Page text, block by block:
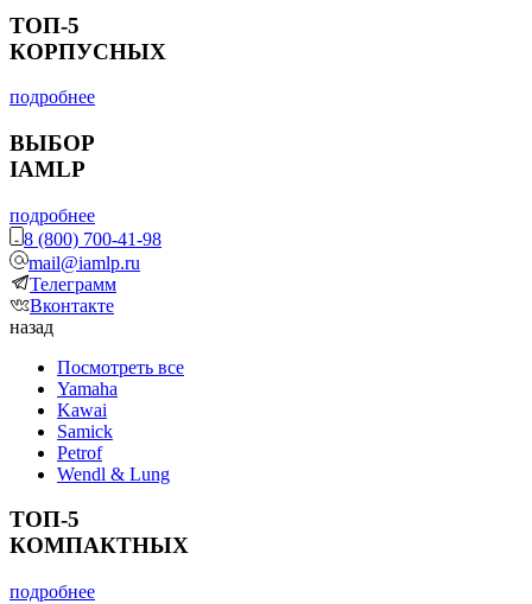
ТОП-5
КОРПУСНЫХ
подробнее
ВЫБОР
IAMLP
подробнее
8 (800) 700-41-98
mail@iamlp.ru
Телеграмм
Вконтакте
назад
Посмотреть все
Yamaha
Kawai
Samick
Petrof
Wendl & Lung
ТОП-5
КОМПАКТНЫХ
подробнее